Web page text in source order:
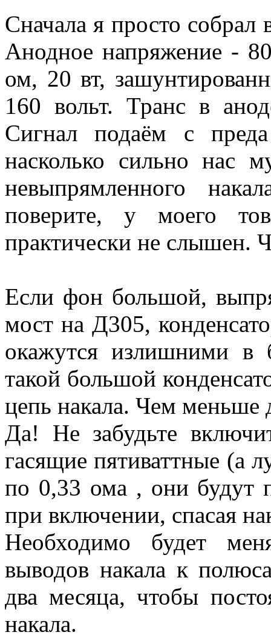
Сначала я просто собрал
Анодное напряжение -
ом, 20 вт,
160 вольт. Транс в
Сигнал подаём с
насколько сильно
невыпрямленного
поверите, у моего
практически не слышен.
Если фон большой,
мост на Д305,
окажутся излишними
такой большой
цепь накала. Чем меньше
Да! Не забудьте
гасящие пятиваттные (а
по 0,33 ома , они будут
при включении, спасая
Необходимо будет
выводов накала к
два месяца, чтобы
накала.